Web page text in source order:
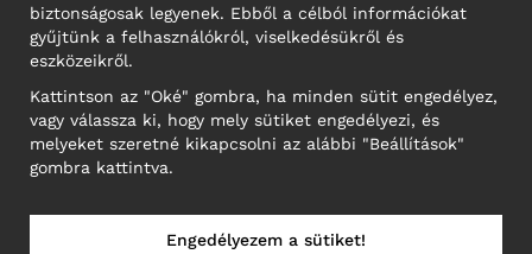
Motley Denim Europe OÜ
Narva mnt 5, EE-10117 Tallinn
Reg: 12356245
biztonságosak legyenek. Ebből a célból információkat
gyűjtünk a felhasználókról, viselkedésükről és
eszközeikről.
Kattintson az "Oké" gombra, ha minden sütit engedélyez,
vagy válassza ki, hogy mely sütiket engedélyezi, és
melyeket szeretné kikapcsolni az alábbi "Beállítások"
gombra kattintva.
Engedélyezem a sütiket!